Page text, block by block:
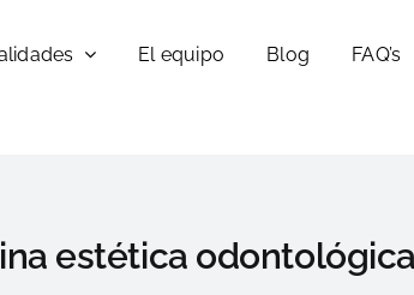
El equipo Blog FAQ’s
estética